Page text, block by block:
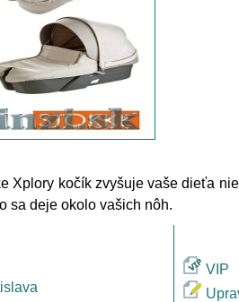
Xplory kočík zvyšuje vaše dieťa
sa deje okolo vašich nôh.
VIP